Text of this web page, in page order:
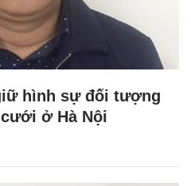
hình sự đối tượng
ở Hà Nội